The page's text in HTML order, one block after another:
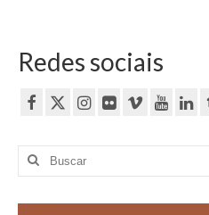
Redes sociais
Buscar